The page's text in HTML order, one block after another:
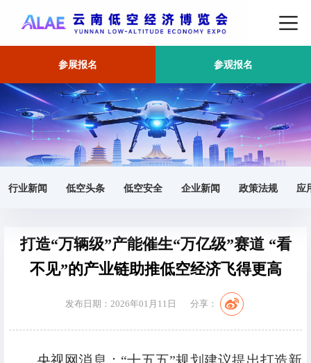
参展报名 参观报名
行业新闻 低空头条 低空安全 企业新闻 政策法规 应
首页 产业 正文
打造“万辆级”产能催生“万亿级”赛道 “看
不见”的产业链助推低空经济飞得更高
发布日期：2026年01月11日 分享：